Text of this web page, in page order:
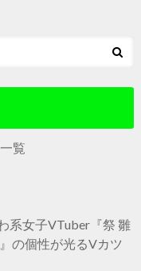
覧
系女子VTuber『祭 雛
の個性が光るVカツ